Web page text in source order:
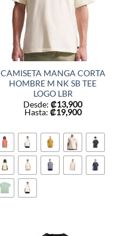
CAMISETA MANGA CORTA
HOMBRE M NK SB TEE
LOGO LBR
Desde: ₡13,900
Hasta: ₡19,900